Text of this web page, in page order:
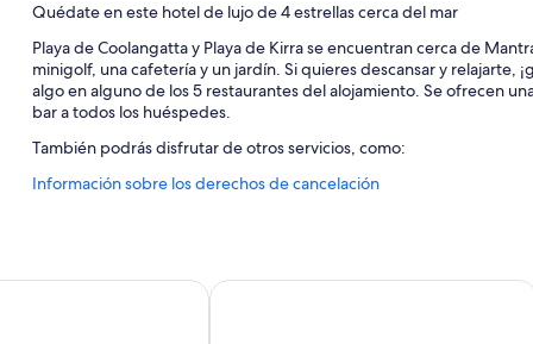
Quédate en este hotel de lujo de 4 estrellas cerca del mar
Playa de Coolangatta y Playa de Kirra se encuentran cerca de
minigolf, una cafetería y un jardín. Si quieres descansar y relajarte,
algo en alguno de los 5 restaurantes del alojamiento. Se ofrecen
bar a todos los huéspedes.
También podrás disfrutar de otros servicios, como:
Una piscina cubierta y una piscina al aire libre
Servicio de cuidado infantil (de pago), espacios sin humos y un
Información sobre los derechos de cancelación
Rydges Gold Coast Airport